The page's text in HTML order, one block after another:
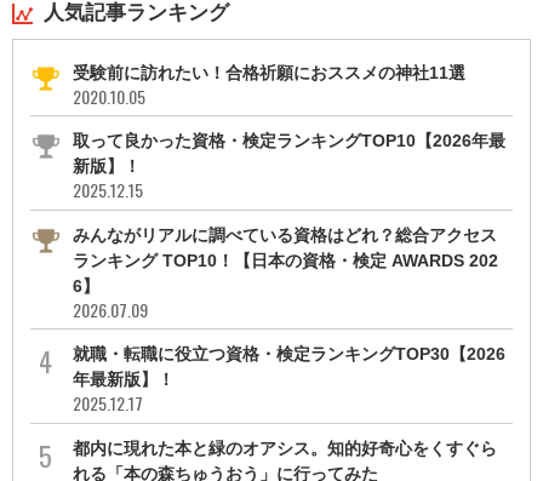
人気記事ランキング
受験前に訪れたい！合格祈願におススメの神社11選
2020.10.05
取って良かった資格・検定ランキングTOP10【2026年最
新版】！
2025.12.15
みんながリアルに調べている資格はどれ？総合アクセス
ランキング TOP10！【日本の資格・検定 AWARDS 202
6】
2026.07.09
就職・転職に役立つ資格・検定ランキングTOP30【2026
年最新版】！
2025.12.17
都内に現れた本と緑のオアシス。知的好奇心をくすぐら
れる「本の森ちゅうおう」に行ってみた